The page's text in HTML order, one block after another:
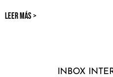
LEER MÁS >
INBOX